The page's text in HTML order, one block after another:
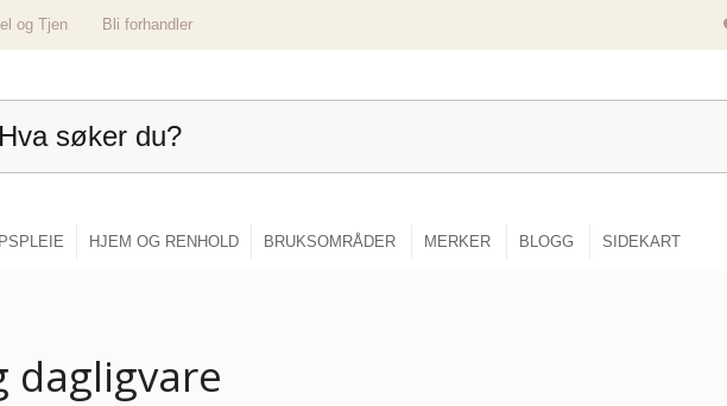
og Tjen
Bli forhandler
HJEM OG RENHOLD BRUKSOMRÅDER MERKER BLOGG SIDEKART
dagligvare